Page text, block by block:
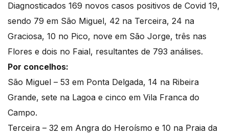
Diagnosticados 169 novos casos positivos de Covid 19,
sendo 79 em São Miguel, 42 na Terceira, 24 na
Graciosa, 10 no Pico, nove em São Jorge, três nas
Flores e dois no Faial, resultantes de 793 análises.
Por concelhos:
São Miguel – 53 em Ponta Delgada, 14 na Ribeira
Grande, sete na Lagoa e cinco em Vila Franca do
Campo.
Terceira – 32 em Angra do Heroísmo e 10 na Praia da